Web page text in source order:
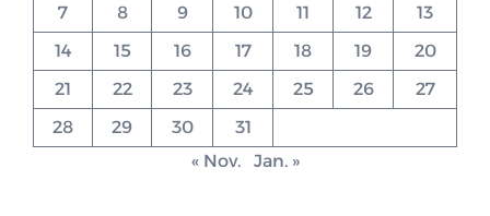
7
8 9 10 11 12
13
14
15 16 17 18 19
20
21
22 23 24 25 26
27
28
29 30
31
« Nov.
Jan. »